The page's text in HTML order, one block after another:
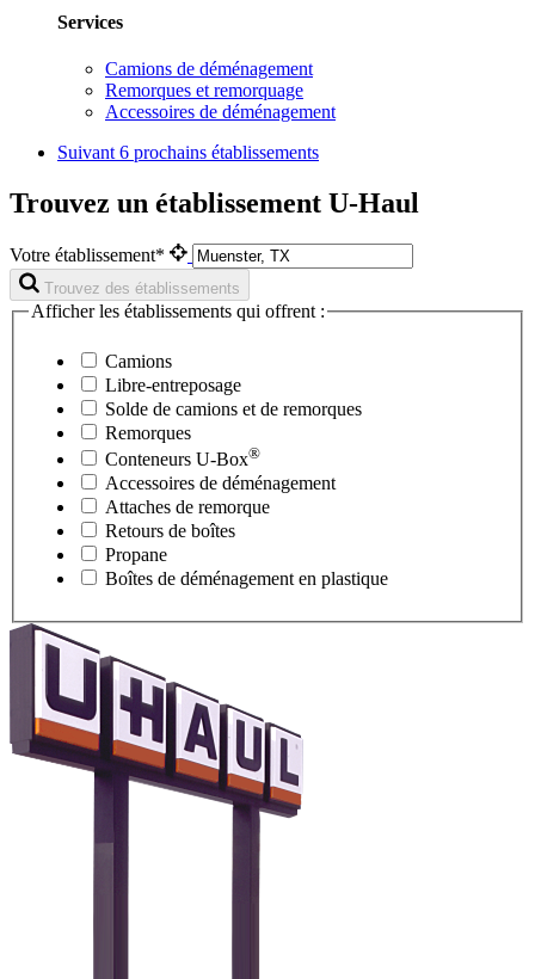
Services
Camions de déménagement
Remorques et remorquage
Accessoires de déménagement
Suivant 6 prochains établissements
Trouvez un établissement U-Haul
Votre établissement*
Trouvez des établissements
Afficher les établissements qui offrent :
Camions
Libre-entreposage
Solde de camions et de remorques
Remorques
Conteneurs U-Box®
Accessoires de déménagement
Attaches de remorque
Retours de boîtes
Propane
Boîtes de déménagement en plastique